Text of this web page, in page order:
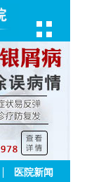
医院新闻